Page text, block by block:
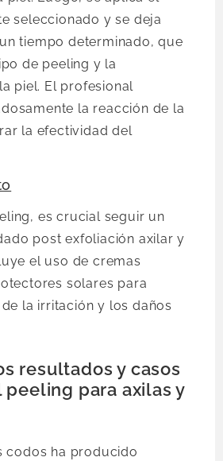
seleccionado y se deja
tiempo determinado, que
de peeling y la
piel. El profesional
la reacción de la
la efectividad del
es crucial seguir un
post exfoliación axilar y
el uso de cremas
solares para
la irritación y los daños
resultados y casos
para axilas y
codos ha producido